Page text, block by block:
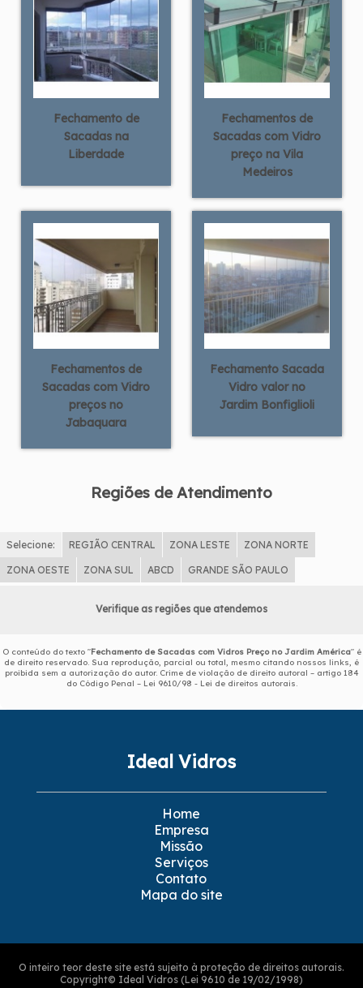
Fechamento de
Sacadas na
Liberdade
Fechamentos de
Sacadas com Vidro
preço na Vila
Medeiros
Fechamentos de
Sacadas com Vidro
preços no
Jabaquara
Fechamento Sacada
Vidro valor no
Jardim Bonfiglioli
Regiões de Atendimento
Selecione: REGIÃO CENTRAL ZONA LESTE ZONA NORTE
ZONA OESTE ZONA SUL ABCD GRANDE SÃO PAULO
Verifique as regiões que atendemos
O conteúdo do texto "Fechamento de Sacadas com Vidros Preço no Jardim América" é
de direito reservado. Sua reprodução, parcial ou total, mesmo citando nossos links, é
proibida sem a autorização do autor. Crime de violação de direito autoral – artigo 184
do Código Penal – Lei 9610/98 - Lei de direitos autorais.
Ideal Vidros
Home
Empresa
Missão
Serviços
Contato
Mapa do site
O inteiro teor deste site está sujeito à proteção de direitos autorais.
Copyright© Ideal Vidros (Lei 9610 de 19/02/1998)